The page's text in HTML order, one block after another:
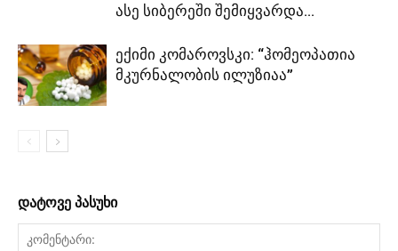
ასე სიბერეში შემიყვარდა...
ექიმი კომაროვსკი: “ჰომეოპათია
მკურნალობის ილუზიაა”
დატოვე პასუხი